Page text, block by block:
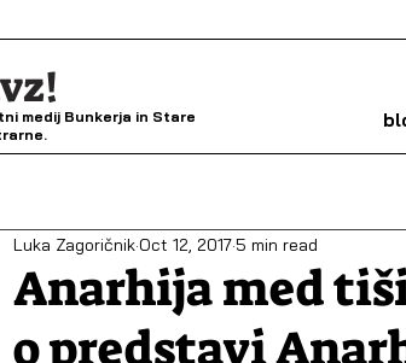
medij Bunkerja in Stare
Anarhija med
o predstavi
Luka ZagoričnikOct 12, 20175 min read